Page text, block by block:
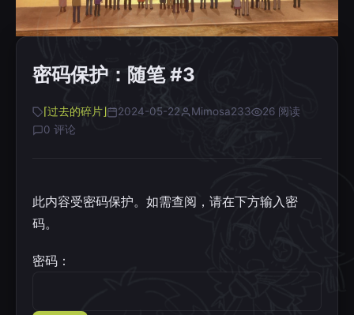
密码保护：随笔 #3
⌈过去的碎片⌋ 2024-05-22 Mimosa233
26 阅读
0 评论
此内容受密码保护。如需查阅，请在下方输入密
码。
密码：